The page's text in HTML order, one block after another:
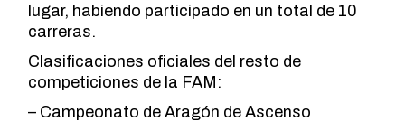
lugar, habiendo participado en un total de 10
carreras.
Clasificaciones oficiales del resto de
competiciones de la FAM:
– Campeonato de Aragón de Ascenso